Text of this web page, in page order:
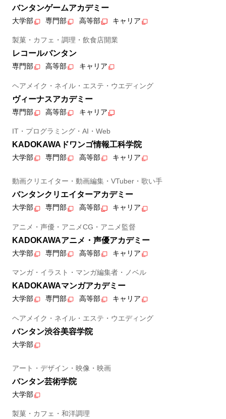
バンタンゲームアカデミー
大学部 専門部 高等部 キャリア
製菓・カフェ・調理・飲食店開業
レコールバンタン
専門部 高等部 キャリア
ヘアメイク・ネイル・エステ・ウエディング
ヴィーナスアカデミー
専門部 高等部 キャリア
IT・プログラミング・AI・Web
KADOKAWAドワンゴ情報工科学院
大学部 専門部 高等部 キャリア
動画クリエイター・動画編集・VTuber・歌い手
バンタンクリエイターアカデミー
大学部 専門部 高等部 キャリア
アニメ・声優・アニメCG・アニメ監督
KADOKAWAアニメ・声優アカデミー
大学部 専門部 高等部 キャリア
マンガ・イラスト・マンガ編集者・ノベル
KADOKAWAマンガアカデミー
大学部 専門部 高等部 キャリア
ヘアメイク・ネイル・エステ・ウエディング
バンタン渋谷美容学院
大学部
アート・デザイン・映像・映画
バンタン芸術学院
大学部
製菓・カフェ・和洋調理